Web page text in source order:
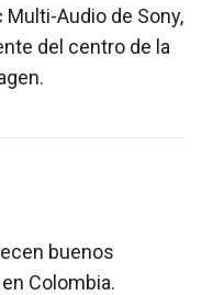
Audio de Sony,
del centro de la
buenos
Colombia.